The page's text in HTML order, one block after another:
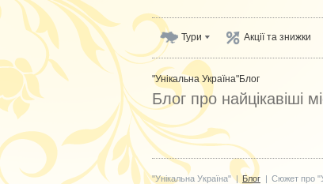
Тури Акції та знижки
"Унікальна Україна"Блог
Блог про найцікавіші
"Унікальна Україна" | Блог | Сюжет про